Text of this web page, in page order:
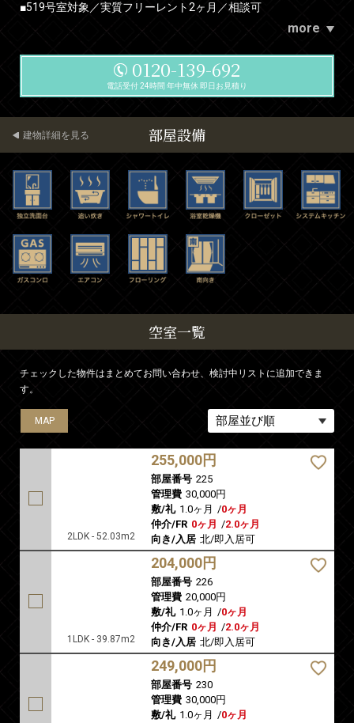
■519号室対象／実質フリーレント2ヶ月／相談可
more
0120-139-692
電話受付 24時間 年中無休 即日お見積り
部屋設備
建物詳細を見る
空室一覧
チェックした物件はまとめてお問い合わせ、検討中リストに追加できま
す。
MAP
2LDK - 52.03m2
255,000円
部屋番号 225
管理費 30,000円
敷/礼 1.0ヶ月 /0ヶ月
仲介/FR 0ヶ月 /2.0ヶ月
向き/入居 北/即入居可
MAP
1LDK - 39.87m2
204,000円
部屋番号 226
管理費 20,000円
敷/礼 1.0ヶ月 /0ヶ月
仲介/FR 0ヶ月 /2.0ヶ月
向き/入居 北/即入居可
MAP
249,000円
部屋番号 230
管理費 30,000円
敷/礼 1.0ヶ月 /0ヶ月
MAP
MAP